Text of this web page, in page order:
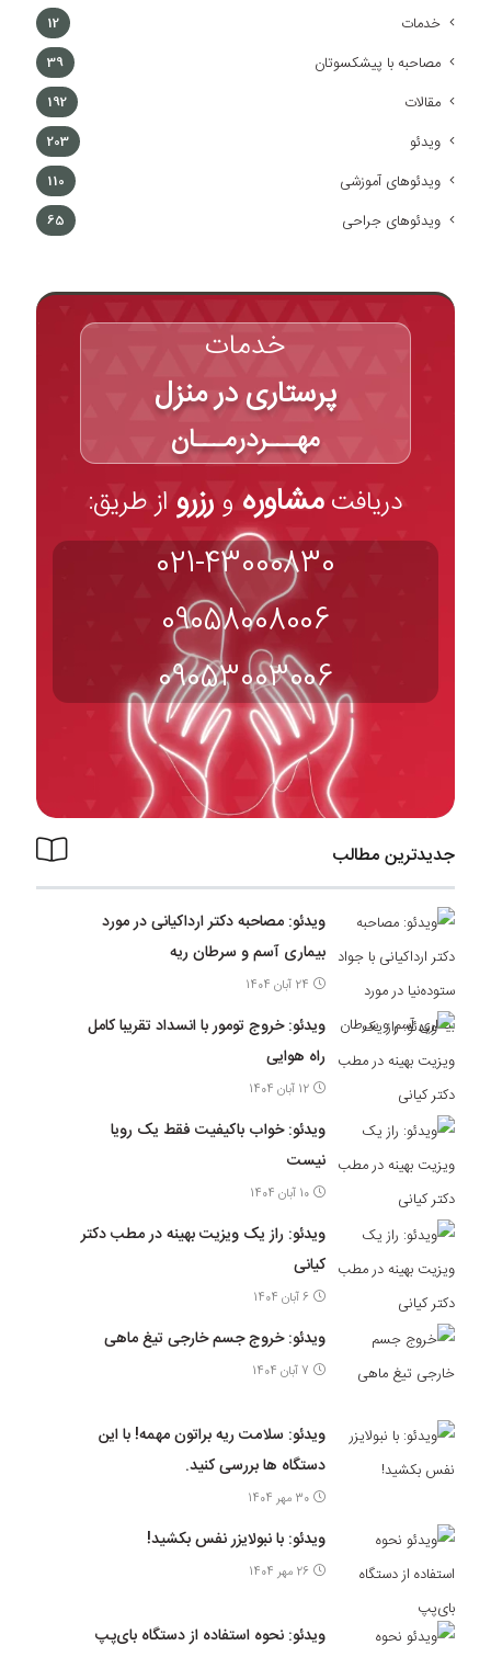
خدمات 12
مصاحبه با پیشکسوتان 39
مقالات 192
ویدئو 203
ویدئوهای آموزشی 110
ویدئوهای جراحی 65
خدمات
پرستاری در منزل
مهـــردرمـــان
دریافتمشاوره و رزرو از طریق:
021-43000830
09058008006
09053003006
جدیدترین مطالب
ویدئو: مصاحبه دکتر ارداکیانی در مورد
بیماری آسم و سرطان ریه
24 آبان 1404
ویدئو: خروج تومور با انسداد تقریبا کامل
راه هوایی
12 آبان 1404
ویدئو: خواب باکیفیت فقط یک رویا
نیست
10 آبان 1404
ویدئو: راز یک ویزیت بهینه در مطب دکتر
کیانی
6 آبان 1404
ویدئو: خروج جسم خارجی تیغ ماهی
7 آبان 1404
ویدئو: سلامت ریه براتون مهمه! با این
دستگاه ها بررسی کنید.
30 مهر 1404
ویدئو: با نبولایزر نفس بکشید!
26 مهر 1404
ویدئو: نحوه استفاده از دستگاه بای‌پپ